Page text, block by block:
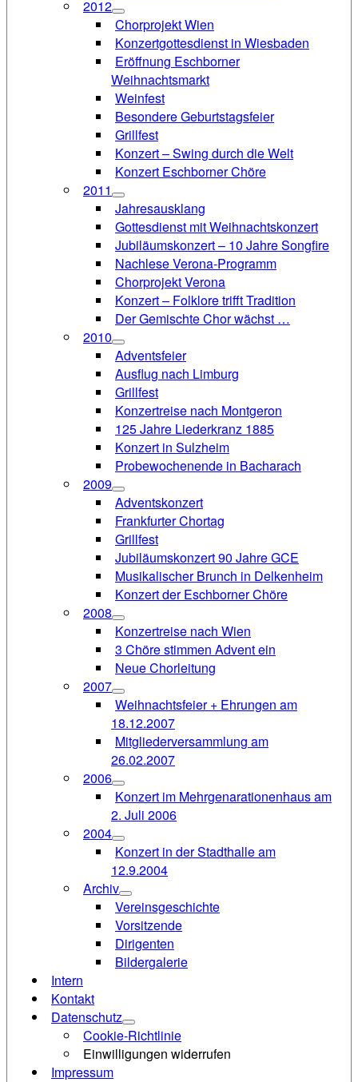
2012
Chorprojekt Wien
Konzertgottesdienst in Wiesbaden
Eröffnung Eschborner
Weihnachtsmarkt
Weinfest
Besondere Geburtstagsfeier
Grillfest
Konzert – Swing durch die Welt
Konzert Eschborner Chöre
2011
Jahresausklang
Gottesdienst mit Weihnachtskonzert
Jubiläumskonzert – 10 Jahre Songfire
Nachlese Verona-Programm
Chorprojekt Verona
Konzert – Folklore trifft Tradition
Der Gemischte Chor wächst …
2010
Adventsfeier
Ausflug nach Limburg
Grillfest
Konzertreise nach Montgeron
125 Jahre Liederkranz 1885
Konzert in Sulzheim
Probewochenende in Bacharach
2009
Adventskonzert
Frankfurter Chortag
Grillfest
Jubiläumskonzert 90 Jahre GCE
Musikalischer Brunch in Delkenheim
Konzert der Eschborner Chöre
2008
Konzertreise nach Wien
3 Chöre stimmen Advent ein
Neue Chorleitung
2007
Weihnachtsfeier + Ehrungen am
18.12.2007
Mitgliederversammlung am
26.02.2007
2006
Konzert im Mehrgenarationenhaus am
2. Juli 2006
2004
Konzert in der Stadthalle am
12.9.2004
Archiv
Vereinsgeschichte
Vorsitzende
Dirigenten
Bildergalerie
Intern
Kontakt
Datenschutz
Cookie-Richtlinie
Einwilligungen widerrufen
Impressum